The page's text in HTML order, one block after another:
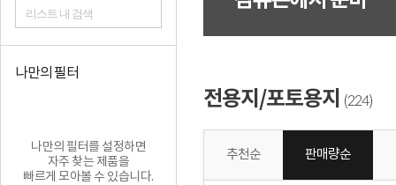
리스트 내 검색
나만의 필터
나만의 필터를 설정하면
자주 찾는 제품을
빠르게 모아볼 수 있습니다.
전용지/포토용지 (224)
추천순 판매량순